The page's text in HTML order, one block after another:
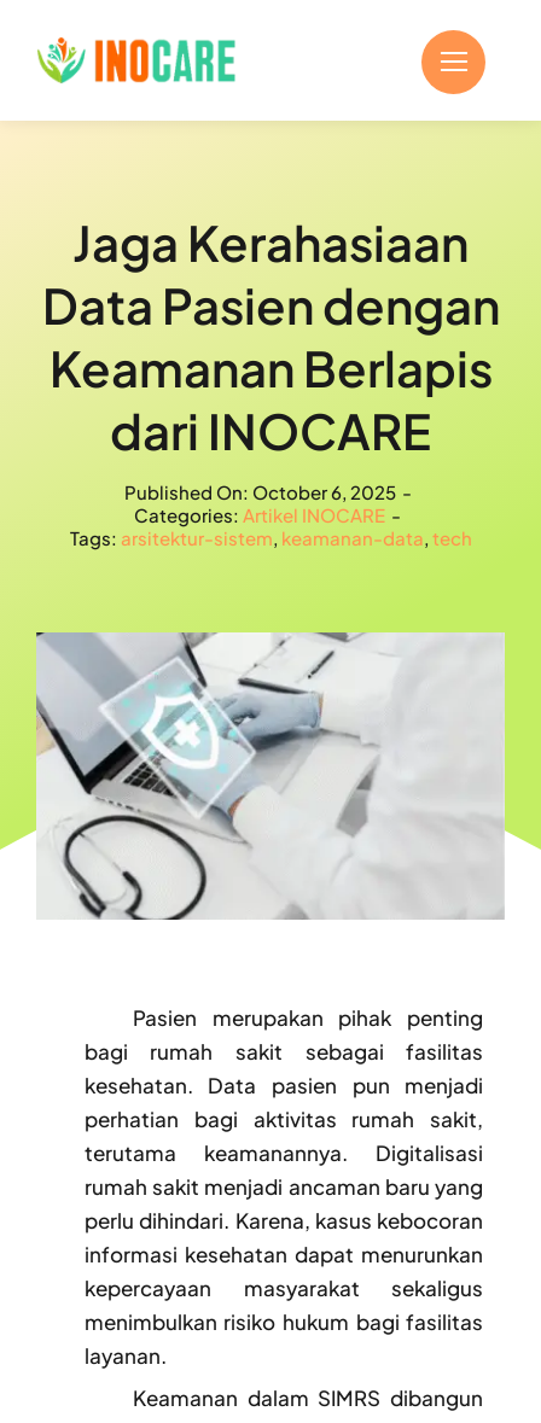
content
Jaga Kerahasiaan
Data Pasien dengan
Keamanan Berlapis
dari INOCARE
Published On: October 6, 2025 -
Categories: Artikel INOCARE -
Tags: arsitektur-sistem, keamanan-data, tech
Pasien merupakan pihak penting
bagi rumah sakit sebagai fasilitas
kesehatan. Data pasien pun menjadi
perhatian bagi aktivitas rumah sakit,
terutama keamanannya. Digitalisasi
rumah sakit menjadi ancaman baru yang
perlu dihindari. Karena, kasus kebocoran
informasi kesehatan dapat menurunkan
kepercayaan masyarakat sekaligus
menimbulkan risiko hukum bagi fasilitas
layanan.
Keamanan dalam SIMRS dibangun